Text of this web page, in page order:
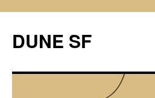
content
DUNE SF